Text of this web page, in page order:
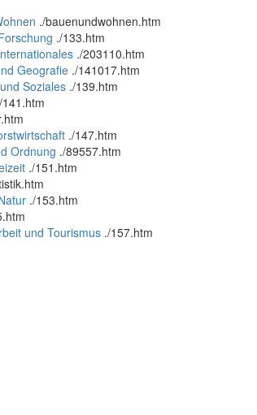
./bauenundwohnen.htm
./133.htm
./203110.htm
Geografie ./141017.htm
Soziales ./139.htm
/141.htm
./147.htm
Ordnung ./89557.htm
./151.htm
./153.htm
und Tourismus ./157.htm